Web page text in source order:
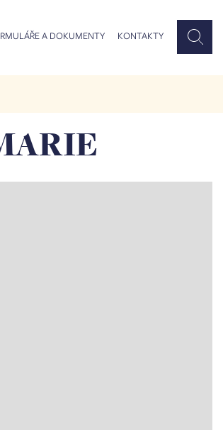
A DOKUMENTY KONTAKTY